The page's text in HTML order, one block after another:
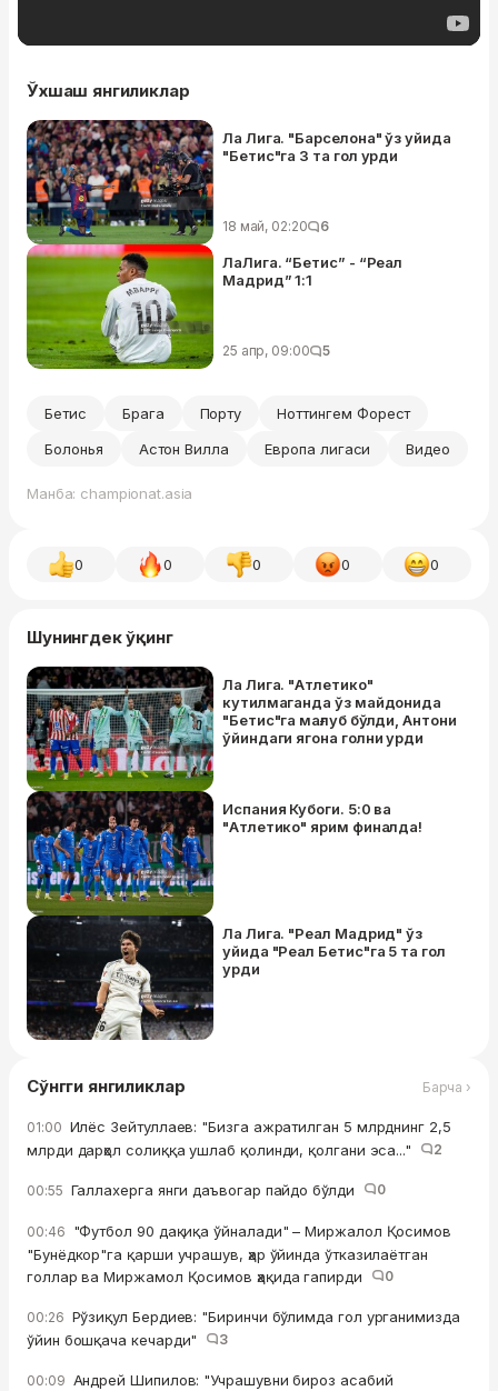
Ўхшаш янгиликлар
Ла Лига. "Барселона" ўз уйида
"Бетис"га 3 та гол урди
18 май, 02:20 6
ЛаЛига. “Бетис” - “Реал
Мадрид” 1:1
25 апр, 09:00 5
Бетис Брага Порту
Ноттингем Форест
Болонья
Астон Вилла Европа лигаси Видео
Манба: championat.asia
0 0 0 0 0
Шунингдек ўқинг
Ла Лига. "Атлетико"
кутилмаганда ўз майдонида
"Бетис"га мағлуб бўлди, Антони
ўйиндаги ягона голни урди
Испания Кубоги. 5:0 ва
"Атлетико" ярим финалда!
Ла Лига. "Реал Мадрид" ўз
уйида "Реал Бетис"га 5 та гол
урди
Сўнгги янгиликлар Барча ›
01:00 Илёс Зейтуллаев: "Бизга ажратилган 5 млрднинг 2,5
млрди дарҳол солиққа ушлаб қолинди, қолгани эса..."
2
00:55 Галлахерга янги даъвогар пайдо бўлди 0
00:46 "Футбол 90 дақиқа ўйналади" – Миржалол Қосимов
"Бунёдкор"га қарши учрашув, ҳар ўйинда ўтказилаётган
голлар ва Миржамол Қосимов ҳақида гапирди
0
00:26 Рўзиқул Бердиев: "Биринчи бўлимда гол урганимизда
ўйин бошқача кечарди"
3
00:09 Андрей Шипилов: "Учрашувни бироз асабий